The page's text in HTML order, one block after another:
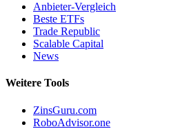
Anbieter-Vergleich
Beste ETFs
Trade Republic
Scalable Capital
News
Weitere Tools
ZinsGuru.com
RoboAdvisor.one